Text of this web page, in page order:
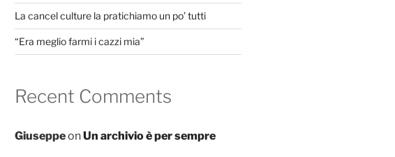
La cancel culture la pratichiamo un po’ tutti
“Era meglio farmi i cazzi mia”
Recent Comments
GiuseppeonUn archivio è per sempre